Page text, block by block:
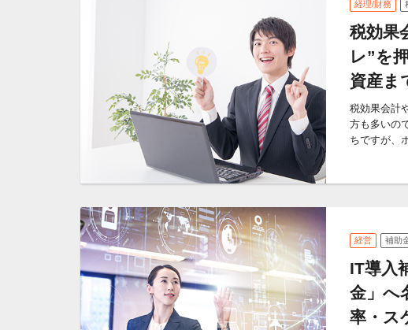
経理/財務
税効果
レ”を
資産ま
税効果会計
方も多いの
ちですが、
経営 補助
IT導入
金」へ
率・ス